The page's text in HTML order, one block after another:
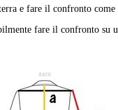
e fare il confronto come
fare il confronto su